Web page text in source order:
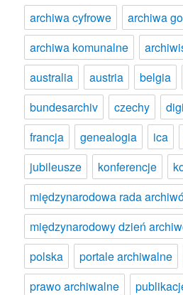
archiwa cyfrowe
archiwa
archiwa komunalne
australia
austria belgia
bundesarchiv
czechy
francja
genealogia ica
jubileusze
konferencje
międzynarodowa rada
międzynarodowy dzień
polska
portale archiwalne
prawo archiwalne